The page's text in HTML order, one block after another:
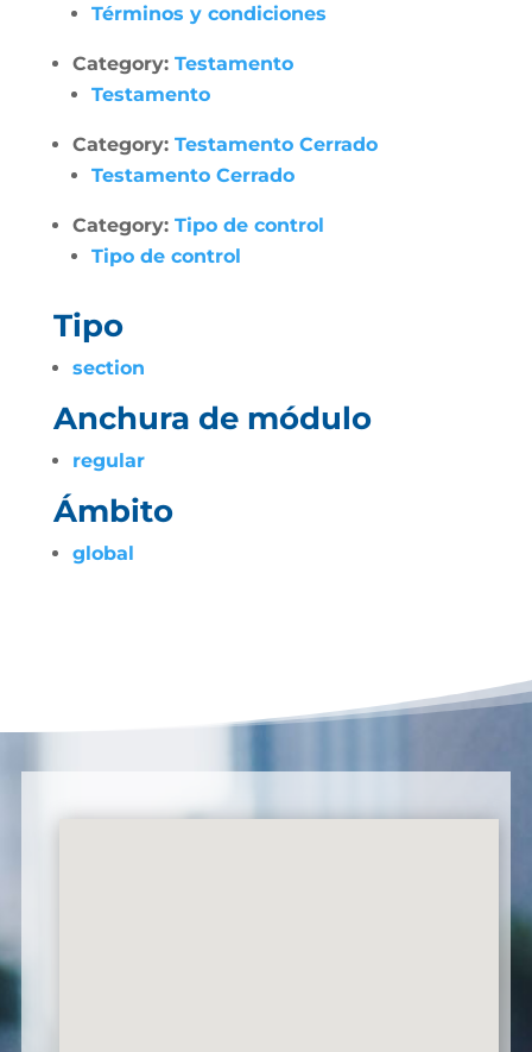
Términos y condiciones
Category: Testamento
Testamento
Category: Testamento Cerrado
Testamento Cerrado
Category: Tipo de control
Tipo de control
Tipo
section
Anchura de módulo
regular
Ámbito
global